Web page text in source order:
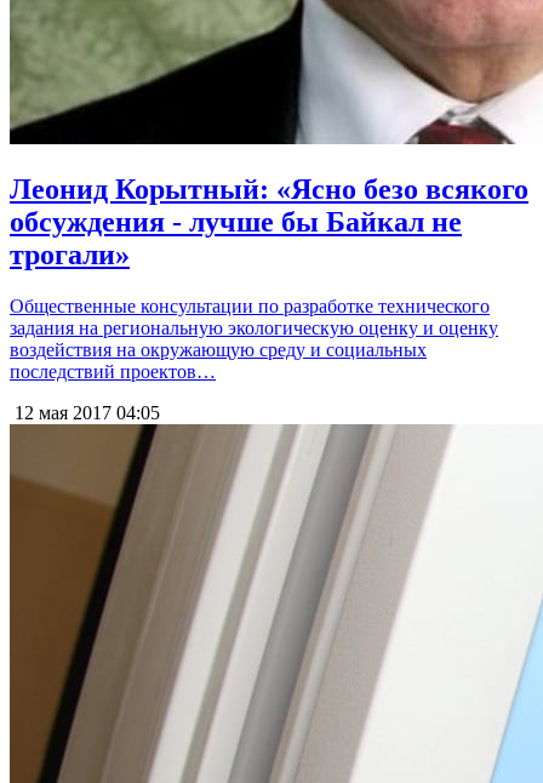
Леонид Корытный: «Ясно безо всякого
обсуждения - лучше бы Байкал не
трогали»
Общественные консультации по разработке технического
задания на региональную экологическую оценку и оценку
воздействия на окружающую среду и социальных
последствий проектов…
12 мая 2017 04:05